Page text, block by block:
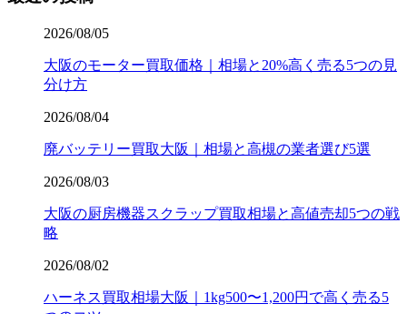
2026/08/05
大阪のモーター買取価格｜相場と20%高く売る5つの見
分け方
2026/08/04
廃バッテリー買取大阪｜相場と高槻の業者選び5選
2026/08/03
大阪の厨房機器スクラップ買取相場と高値売却5つの戦
略
2026/08/02
ハーネス買取相場大阪｜1kg500〜1,200円で高く売る5